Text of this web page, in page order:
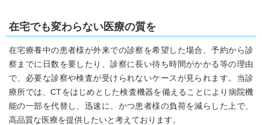
在宅でも変わらない医療の質を
在宅療養中の患者様が外来での診察を希望した場合、予約から診
察までに日数を要したり、診察に長い待ち時間がかかる等の理由
で、必要な診察や検査が受けられないケースが見られます。当診
療所では、CTをはじめとした検査機器を備えることにより病院機
能の一部を代替し、迅速に、かつ患者様の負荷を減らした上で、
高品質な医療を提供したいと考えております。